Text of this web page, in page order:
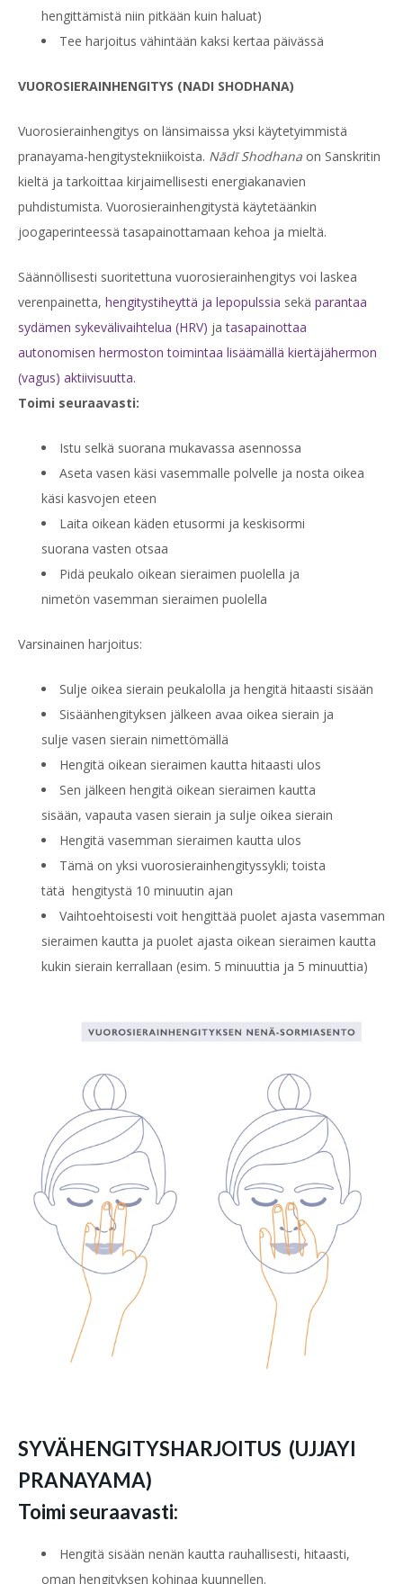
hengittämistä niin pitkään kuin haluat)
Tee harjoitus vähintään kaksi kertaa päivässä
VUOROSIERAINHENGITYS (NADI SHODHANA)
Vuorosierainhengitys on länsimaissa yksi käytetyimmistä
pranayama-hengitystekniikoista. NādīShodhana on Sanskritin
kieltä ja tarkoittaa kirjaimellisesti energiakanavien
puhdistumista. Vuorosierainhengitystä käytetäänkin
joogaperinteessä tasapainottamaan kehoa ja mieltä.
Säännöllisesti suoritettuna vuorosierainhengitys voi laskea
verenpainetta, hengitystiheyttä ja lepopulssia sekä parantaa
sydämen sykevälivaihtelua (HRV) jatasapainottaa
autonomisen hermoston toimintaa lisäämällä kiertäjähermon
(vagus) aktiivisuutta.
Toimi seuraavasti:
Istu selkä suorana mukavassa asennossa
Aseta vasen käsi vasemmalle polvelle ja nosta oikea
käsi kasvojen eteen
Laita oikean käden etusormi ja keskisormi
suorana vasten otsaa
Pidä peukalo oikean sieraimen puolella ja
nimetön vasemman sieraimen puolella
Varsinainen harjoitus:
Sulje oikea sierain peukalolla ja hengitä hitaasti sisään
Sisäänhengityksen jälkeen avaa oikea sierain ja
sulje vasen sierain nimettömällä
Hengitä oikean sieraimen kautta hitaasti ulos
Sen jälkeen hengitä oikean sieraimen kautta
sisään, vapauta vasen sierain ja sulje oikea sierain
Hengitä vasemman sieraimen kautta ulos
Tämä on yksi vuorosierainhengityssykli; toista
tätä hengitystä 10 minuutin ajan
Vaihtoehtoisesti voit hengittää puolet ajasta vasemman
sieraimen kautta ja puolet ajasta oikean sieraimen kautta
kukin sierain kerrallaan (esim. 5 minuuttia ja 5 minuuttia)
SYVÄHENGITYSHARJOITUS (UJJAYI
PRANAYAMA)
Toimi seuraavasti:
Hengitä sisään nenän kautta rauhallisesti, hitaasti,
oman hengityksen kohinaa kuunnellen.